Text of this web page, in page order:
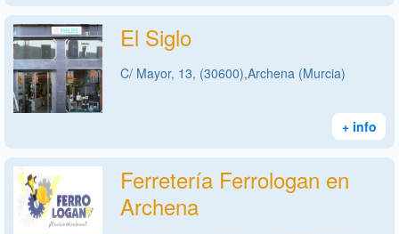
El Siglo
C/ Mayor, 13, (30600),Archena (Murcia)
+ info
Ferretería Ferrologan en
Archena